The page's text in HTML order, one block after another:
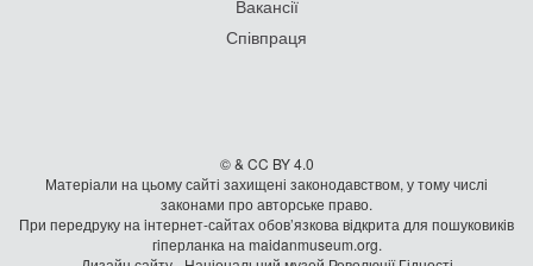
Вакансії
Співпраця
© & CC BY 4.0
Матеріали на цьому сайті захищені законодавством, у тому числі
законами про авторське право.
При передруку на iнтернет-сайтах обов’язкова відкрита для пошуковиків
гiперланка на maidanmuseum.org.